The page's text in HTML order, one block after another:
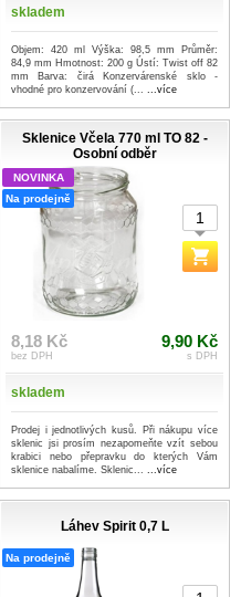
skladem
Objem: 420 ml Výška: 98,5 mm Průměr:
84,9 mm Hmotnost: 200 g Ústí: Twist off 82
mm Barva: čirá Konzervárenské sklo -
vhodné pro konzervování (... ...více
Sklenice Včela 770 ml TO 82 -
Osobní odběr
NOVINKA
Na prodejně
8,18 Kč
bez DPH
9,90 Kč
s DPH
skladem
Prodej i jednotlivých kusů. Při nákupu více
sklenic jsi prosím nezapomeňte vzít sebou
krabici nebo přepravku do kterých Vám
sklenice nabalíme. Sklenic... ...více
Láhev Spirit 0,7 L
Na prodejně